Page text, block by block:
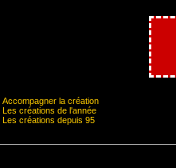
Accompagner la création
Les créations de l'année
Les créations depuis 95